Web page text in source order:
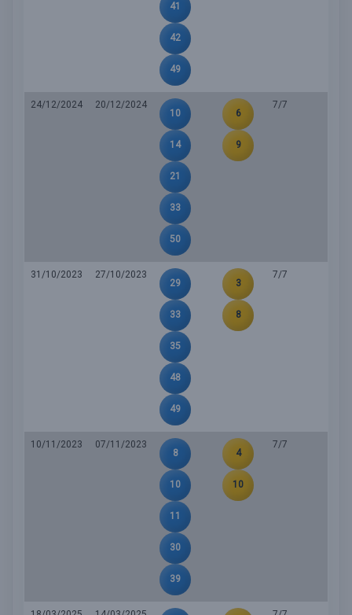
41
42
49
24/12/2024
20/12/2024
10
14
21
33
50
6
9
7/7
31/10/2023
27/10/2023
29
33
35
48
49
3
8
7/7
10/11/2023
07/11/2023
8
10
11
30
39
4
10
7/7